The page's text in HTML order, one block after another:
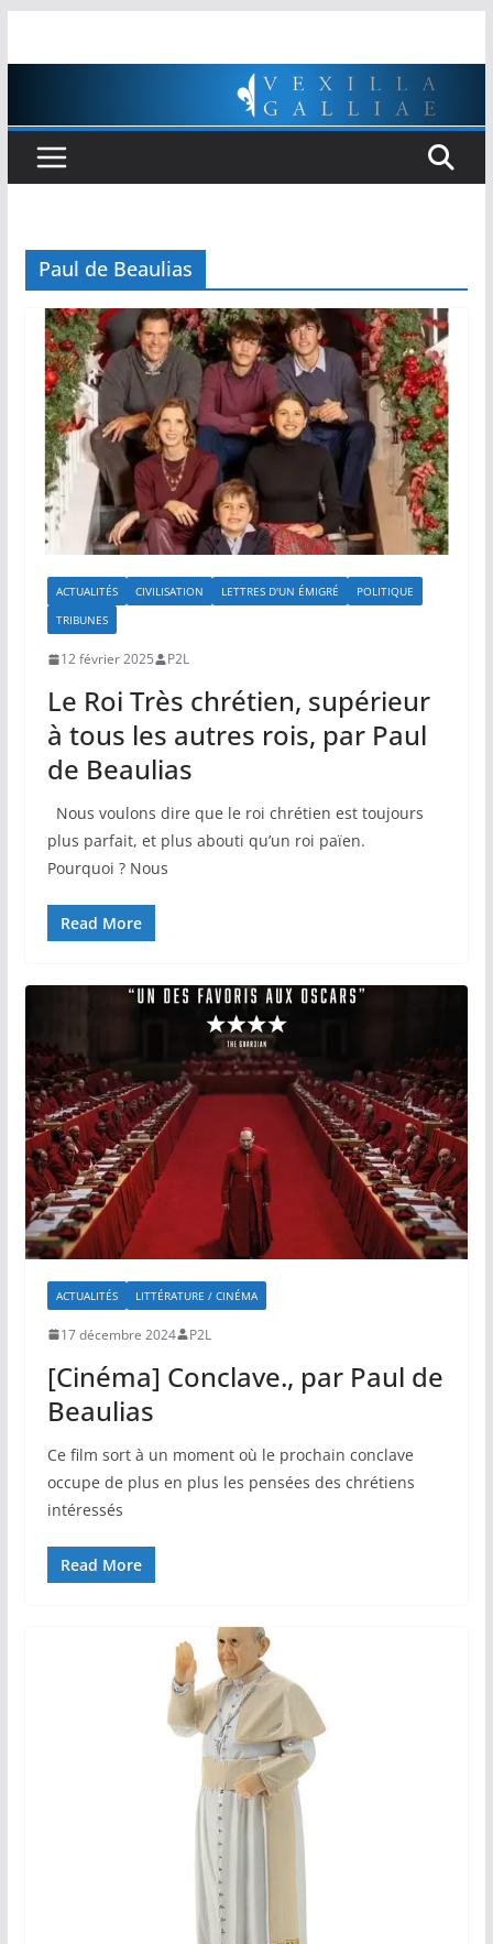
Paul de Beaulias
ACTUALITÉS CIVILISATION LETTRES D'UN ÉMIGRÉ
POLITIQUE
TRIBUNES
12 février 2025 P2L
Le Roi Très chrétien, supérieur
à tous les autres rois, par Paul
de Beaulias
Nous voulons dire que le roi chrétien est toujours
plus parfait, et plus abouti qu’un roi païen.
Pourquoi ? Nous
Read More
ACTUALITÉS LITTÉRATURE / CINÉMA
17 décembre 2024 P2L
[Cinéma] Conclave., par Paul de
Beaulias
Ce film sort à un moment où le prochain conclave
occupe de plus en plus les pensées des chrétiens
intéressés
Read More